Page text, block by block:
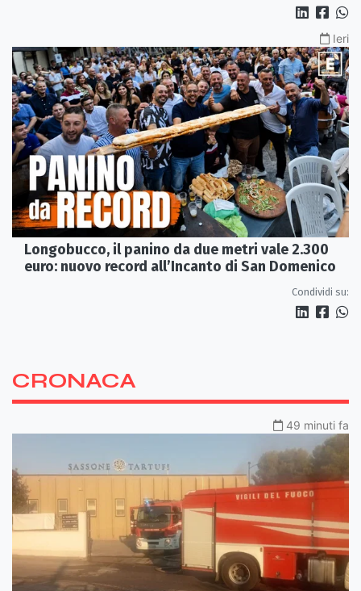
Ieri
Longobucco, il panino da due metri vale 2.300
euro: nuovo record all’Incanto di San Domenico
Condividi su:
CRONACA
49 minuti fa